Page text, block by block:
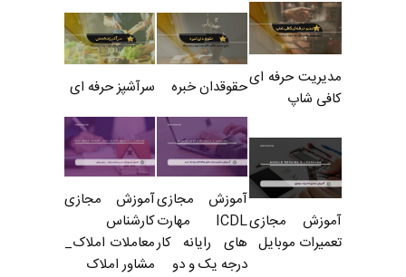
مدیریت حرفه ای
کافی شاپ
حقوقدان خبره سرآشپز حرفه ای
آموزش مجازی
تعمیرات موبایل
آموزش مجازی
ICDL مهارت
های رایانه کار
درجه یک و دو
آموزش مجازی
کارشناس
معاملات املاک_
مشاور املاک